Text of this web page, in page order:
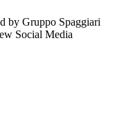
by Gruppo Spaggiari
Social Media